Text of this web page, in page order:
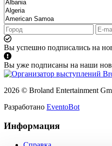
Вы успешно подписались на
Вы уже подписаны на наши
2026 © Broland Entertainment
Разработано EventoBot
Информация